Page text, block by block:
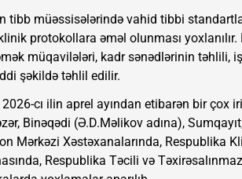
tibb müəssisələrində vahid tibbi
protokollara əməl olunması
müqavilələri, kadr sənədlərinin təhlili,
şəkildə təhlil edilir.
cı ilin aprel ayından etibarən bir çox
Binəqədi (Ə.D.Məlikov adına),
Mərkəzi Xəstəxanalarında, Respublika
Respublika Təcili və